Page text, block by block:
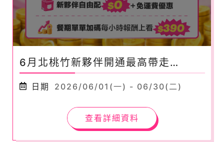
6月北桃竹新夥伴開通最高帶走
$12,300元！
日期 2026/06/01(一) - 06/30(二)
查看詳細資料